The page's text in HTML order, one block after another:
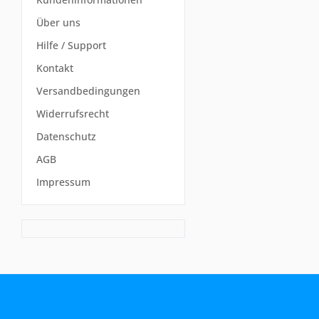
Über uns
Hilfe / Support
Kontakt
Versandbedingungen
Widerrufsrecht
Datenschutz
AGB
Impressum